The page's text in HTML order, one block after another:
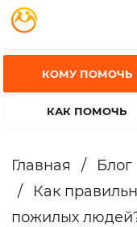
КОМУ ПОМОЧЬ
КАК ПОМОЧЬ
Главная / Блог
/
Как
пожилых